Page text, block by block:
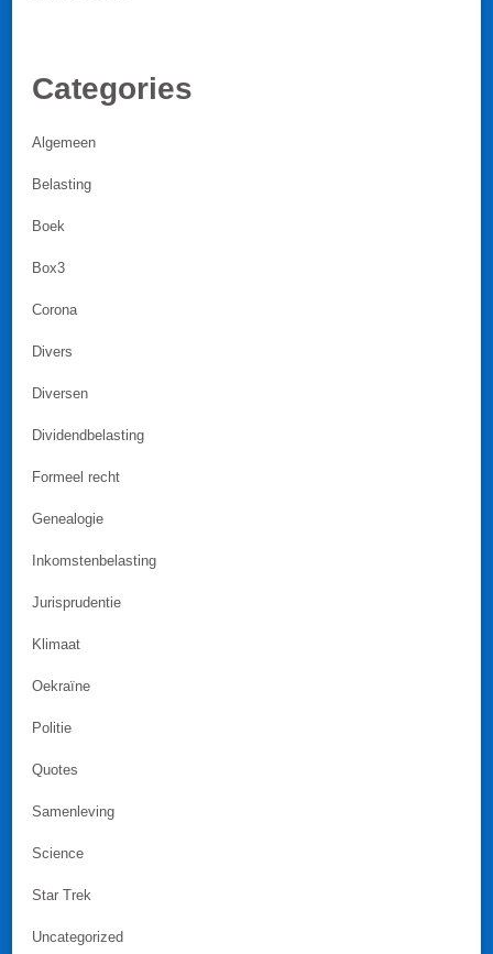
Categories
Algemeen
Belasting
Boek
Box3
Corona
Divers
Diversen
Dividendbelasting
Formeel recht
Genealogie
Inkomstenbelasting
Jurisprudentie
Klimaat
Oekraïne
Politie
Quotes
Samenleving
Science
Star Trek
Uncategorized